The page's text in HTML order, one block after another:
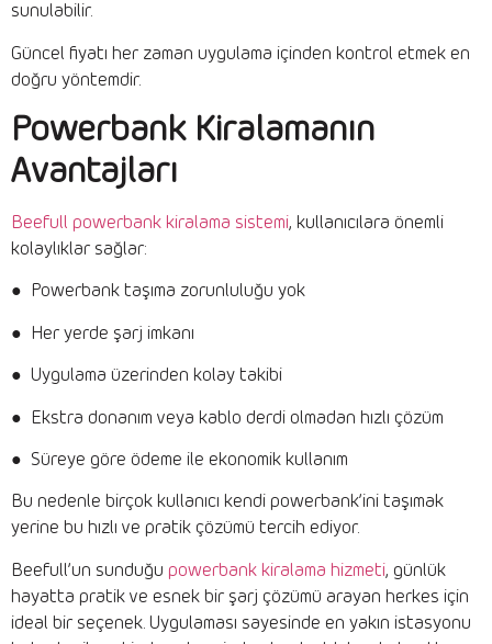
sunulabilir.
Güncel fiyatı her zaman uygulama içinden kontrol etmek en
doğru yöntemdir.
Powerbank Kiralamanın
Avantajları
Beefull powerbank kiralama sistemi, kullanıcılara önemli
kolaylıklar sağlar:
● Powerbank taşıma zorunluluğu yok
● Her yerde şarj imkanı
● Uygulama üzerinden kolay takibi
● Ekstra donanım veya kablo derdi olmadan hızlı çözüm
● Süreye göre ödeme ile ekonomik kullanım
Bu nedenle birçok kullanıcı kendi powerbank’ini taşımak
yerine bu hızlı ve pratik çözümü tercih ediyor.
Beefull’un sunduğu powerbank kiralama hizmeti, günlük
hayatta pratik ve esnek bir şarj çözümü arayan herkes için
ideal bir seçenek. Uygulaması sayesinde en yakın istasyonu